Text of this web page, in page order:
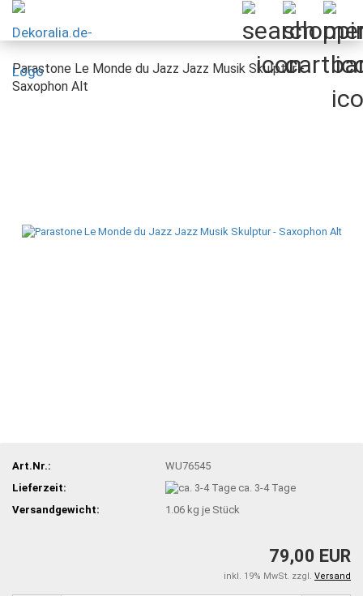
Parastone Le Monde du Jazz Jazz Musik Skulptur -
Saxophon Alt
Art.Nr.:
WU76545
Lieferzeit:
ca. 3-4 Tage
Versandgewicht:
1.06 kg je Stück
79,00 EUR
inkl. 19% MwSt. zzgl. Versand